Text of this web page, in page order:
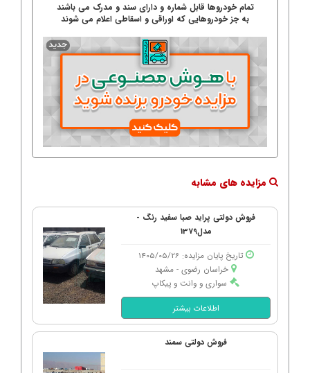
تمام خودروها قابل شماره و دارای سند و مدرک می باشند
به جز خودروهایی که اوراقی و اسقاطی اعلام می شوند
مزایده های مشابه
فروش دولتی پراید صبا سفید رنگ -
مدل1379
تاریخ پایان مزایده: 1405/05/26
خراسان رضوی - مشهد
سواری و وانت و پیکاپ
اطلاعات بیشتر
فروش دولتی سمند